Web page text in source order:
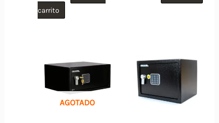
carrito
AGOTADO